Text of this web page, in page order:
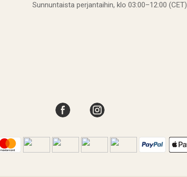
Sunnuntaista perjantaihin, klo 03:00–12:00 (CET)